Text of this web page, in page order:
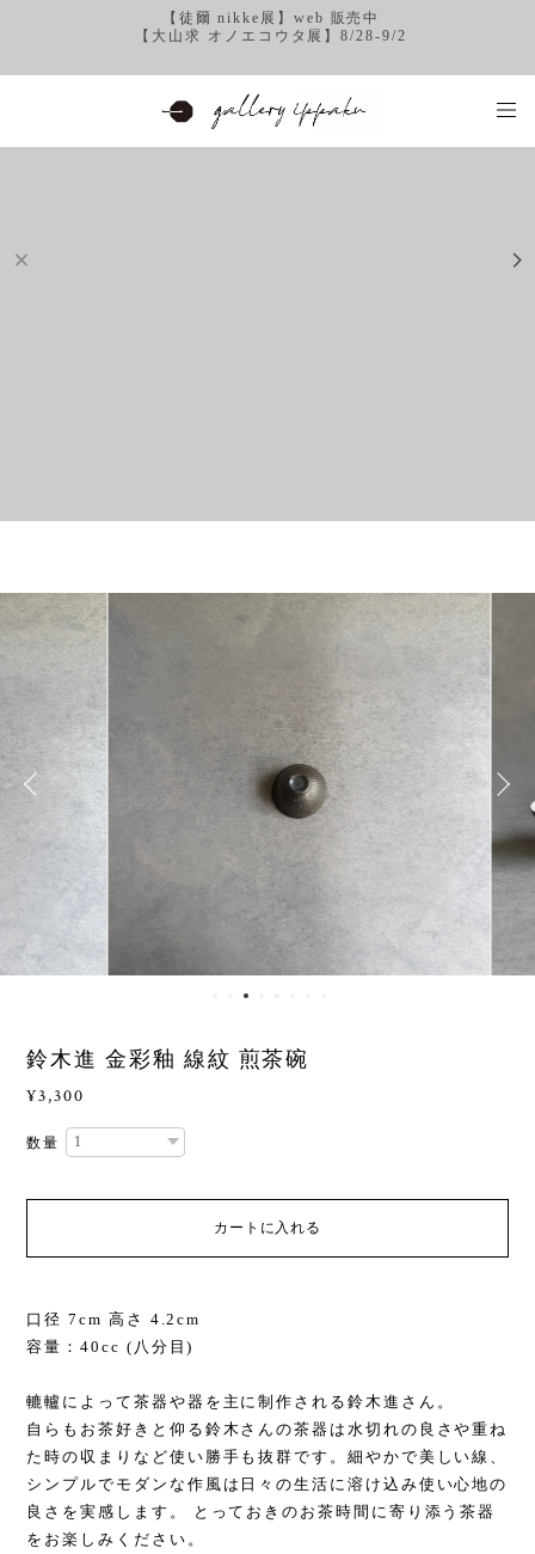
【徒爾 nikke展】web 販売中
【大山求 オノエコウタ展】8/28-9/2
鈴木進 金彩釉 線紋 煎茶碗
¥3,300
数量
カートに入れる
口径 7cm 高さ 4.2cm
容量：40cc (八分目)
轆轤によって茶器や器を主に制作される鈴木進さん。
自らもお茶好きと仰る鈴木さんの茶器は水切れの良さや重ね
た時の収まりなど使い勝手も抜群です。細やかで美しい線、
シンプルでモダンな作風は日々の生活に溶け込み使い心地の
良さを実感します。 とっておきのお茶時間に寄り添う茶器
をお楽しみください。